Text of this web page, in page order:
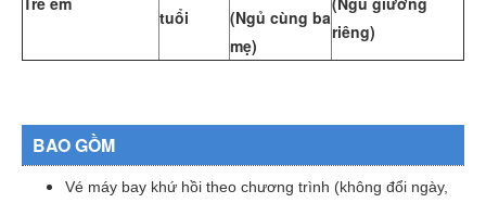
tuổi
(Ngủ cùng ba
mẹ)
riêng)
BAO GỒM
Vé máy bay khứ hồi theo chương trình (không đổi ngày,